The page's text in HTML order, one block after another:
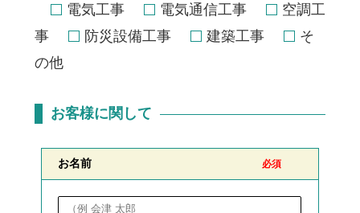
電気工事 電気通信工事
空調工
事
防災設備工事 建築工事
そ
の他
お客様に関して
お名前 必須